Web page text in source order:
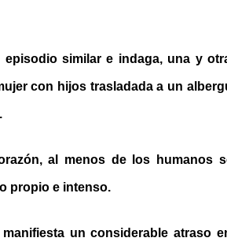
similar e indaga, una y
con hijos trasladada a un
al menos de los humanos
propio e intenso.
un considerable atraso